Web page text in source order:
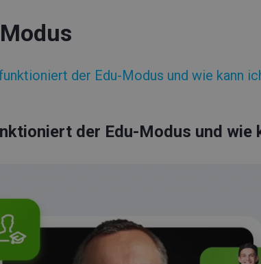
der Edu-Modus und wie kann
der Edu-Modus und wie